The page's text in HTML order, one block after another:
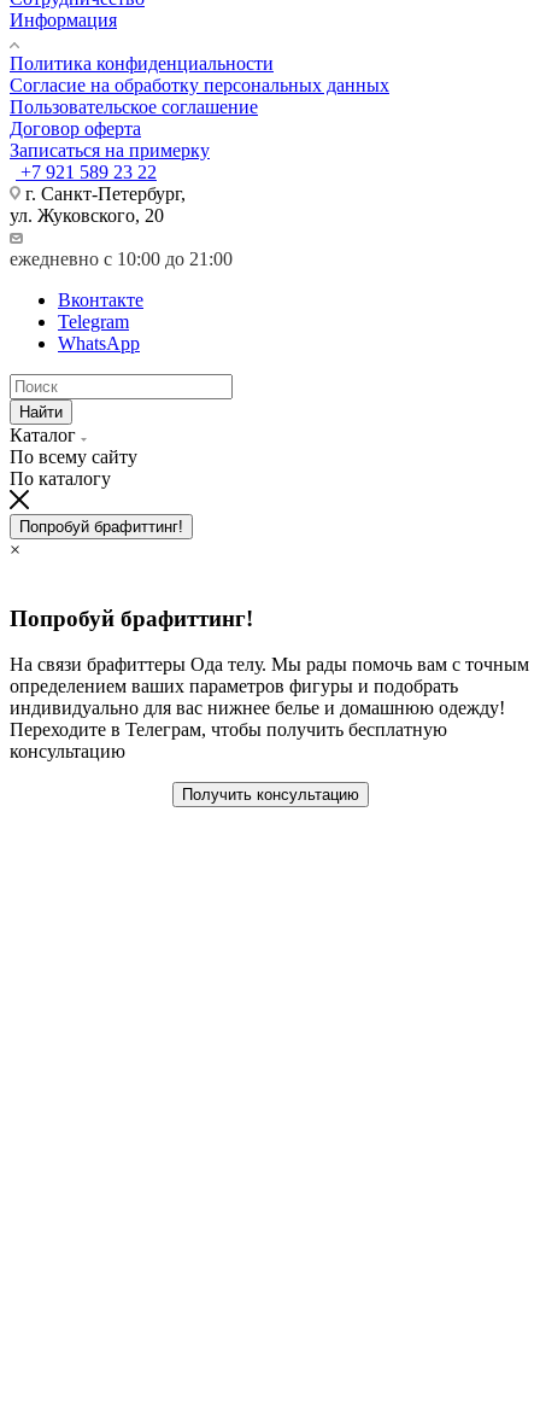
Информация
Политика конфиденциальности
Согласие на обработку персональных данных
Пользовательское соглашение
Договор оферта
Записаться на примерку
+7 921 589 23 22
г. Санкт-Петербург,
ул. Жуковского, 20
ежедневно с 10:00 до 21:00
Вконтакте
Telegram
WhatsApp
Найти
Каталог
По всему сайту
По каталогу
Попробуй брафиттинг!
×
Попробуй брафиттинг!
На связи брафиттеры Ода телу. Мы рады помочь вам с точным
определением ваших параметров фигуры и подобрать
индивидуально для вас нижнее белье и домашнюю одежду!
Переходите в Телеграм, чтобы получить бесплатную
консультацию
Получить консультацию